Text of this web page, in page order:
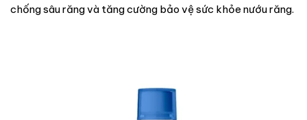
chống sâu răng và tăng cường bảo vệ sức khỏe nướu răng.